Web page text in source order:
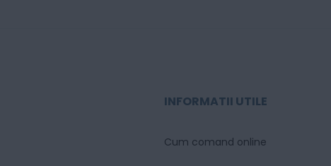
INFORMATII UTILE
Cum comand online